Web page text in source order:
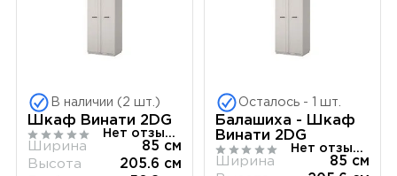
В наличии (2 шт.)
Шкаф Винати 2DG
Нет отзывов
Ширина
85 см
Высота
205.6 см
Осталось - 1 шт.
Балашиха - Шкаф
Винати 2DG
Нет отзывов
Ширина
85 см